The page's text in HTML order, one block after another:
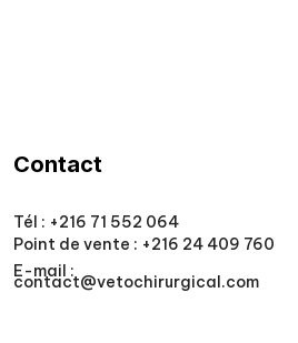
Contact
Tél : +216 71 552 064
Point de vente : +216 24 409 760
E-mail :
contact@vetochirurgical.com